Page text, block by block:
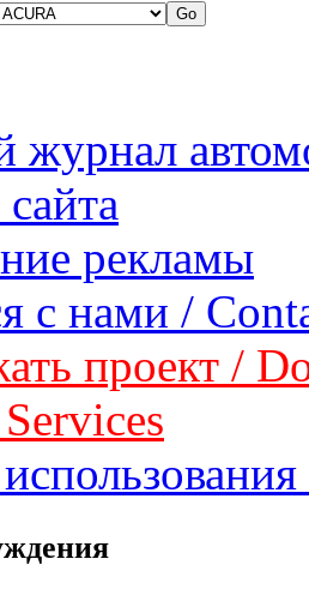
журнал
рекламы
с нами /
проект /